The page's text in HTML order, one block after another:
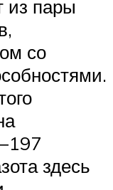
из пары
со
здесь